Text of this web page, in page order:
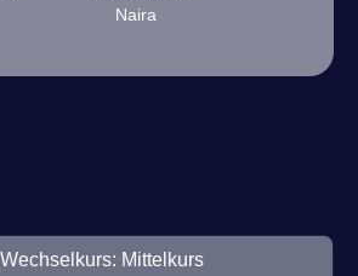
Naira
Mittelkurs